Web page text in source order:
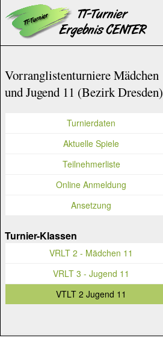
Vorranglistenturniere Mädchen
und Jugend 11 (Bezirk Dresden)
Turnierdaten
Aktuelle Spiele
Teilnehmerliste
Online Anmeldung
Ansetzung
Turnier-Klassen
VRLT 2 - Mädchen 11
VRLT 3 - Jugend 11
VTLT 2 Jugend 11